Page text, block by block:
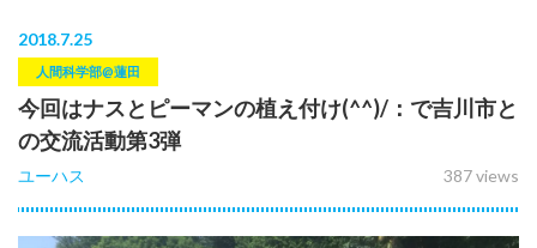
2018.7.25
人間科学部@蓮田
今回はナスとピーマンの植え付け(^^)/：で吉川市と
の交流活動第3弾
387 views
ユーハス